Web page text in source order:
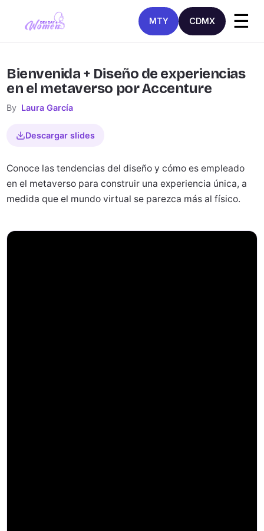
MTY CDMX ☰
Bienvenida + Diseño de experiencias
en el metaverso por Accenture
By Laura García
Descargar slides
Conoce las tendencias del diseño y cómo es empleado
en el metaverso para construir una experiencia única, a
medida que el mundo virtual se parezca más al físico.